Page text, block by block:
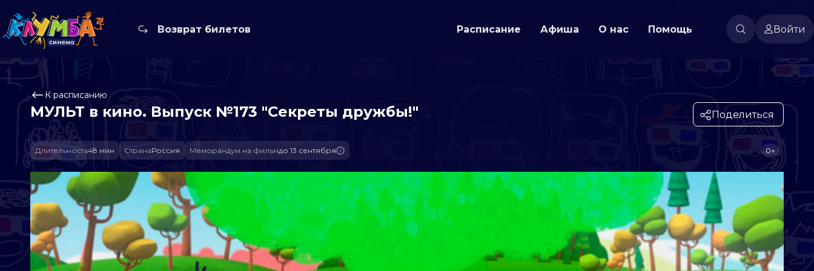
Возврат билетов Расписание Афиша О нас Помощь Войти
К расписанию
МУЛЬТ в кино. Выпуск №173 "Секреты дружбы!" Поделиться
Длительность48 мин СтранаРоссия Меморандум на фильмдо 13 сентября 0+